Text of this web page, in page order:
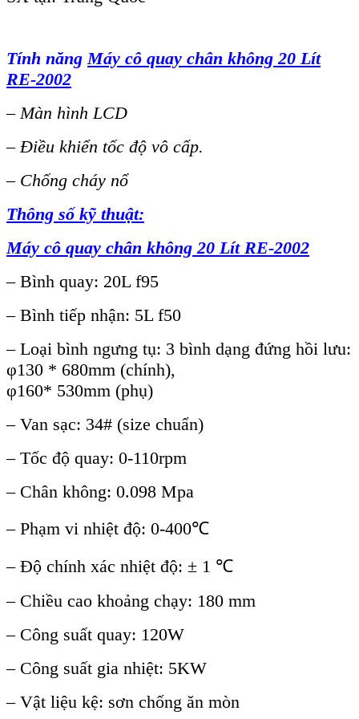
Tính năngMáy cô quay chân không 20 Lít
RE-2002
– Màn hình LCD
– Điều khiển tốc độ vô cấp.
– Chống cháy nổ
Thông số kỹ thuật:
Máy cô quay chân không 20 Lít RE-2002
– Bình quay: 20L f95
– Bình tiếp nhận: 5L f50
– Loại bình ngưng tụ: 3 bình dạng đứng hồi lưu:
φ130 * 680mm (chính),
φ160* 530mm (phụ)
– Van sạc: 34# (size chuẩn)
– Tốc độ quay: 0-110rpm
– Chân không: 0.098 Mpa
– Phạm vi nhiệt độ: 0-400℃
– Độ chính xác nhiệt độ: ± 1 ℃
– Chiều cao khoảng chạy: 180 mm
– Công suất quay: 120W
– Công suất gia nhiệt: 5KW
– Vật liệu kệ: sơn chống ăn mòn